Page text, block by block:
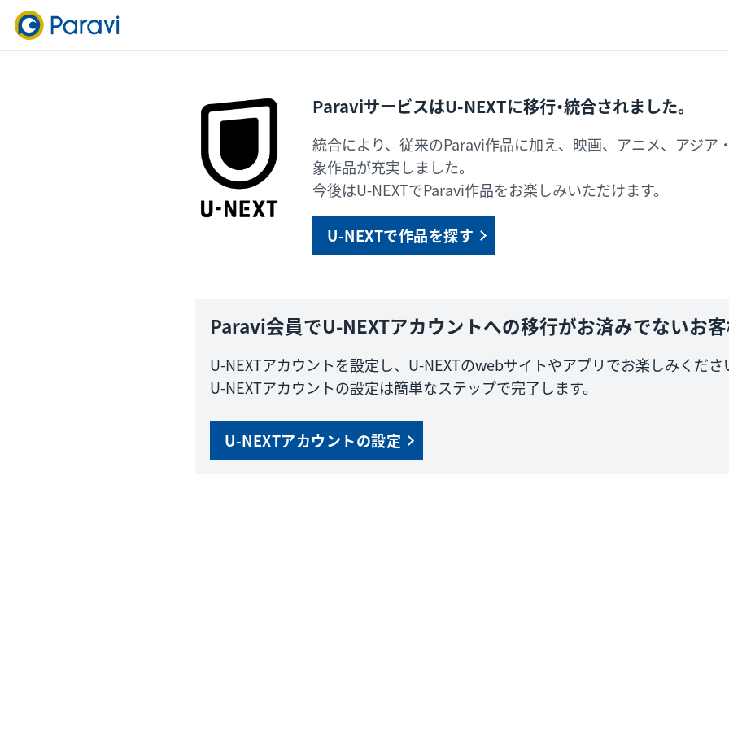
ParaviサービスはU-NEXTに移行・統合されました。
統合により、従来のParavi作品に加え、映画、アニメ、アジア
象作品が充実しました。
今後はU-NEXTでParavi作品をお楽しみいただけます。
U-NEXTで作品を探す
Paravi会員でU-NEXTアカウントへの移行がお済みでないお
U-NEXTアカウントを設定し、U-NEXTのwebサイトやアプリでお楽しみくださ
U-NEXTアカウントの設定は簡単なステップで完了します。
U-NEXTアカウントの設定